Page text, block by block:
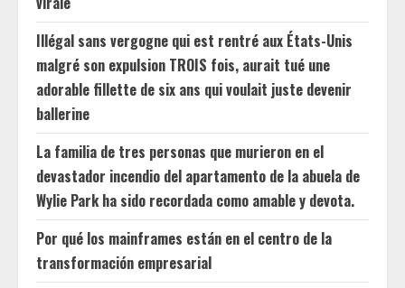
Illégal sans vergogne qui est rentré aux États-Unis
malgré son expulsion TROIS fois, aurait tué une
adorable fillette de six ans qui voulait juste devenir
ballerine
La familia de tres personas que murieron en el
devastador incendio del apartamento de la abuela de
Wylie Park ha sido recordada como amable y devota.
Por qué los mainframes están en el centro de la
transformación empresarial